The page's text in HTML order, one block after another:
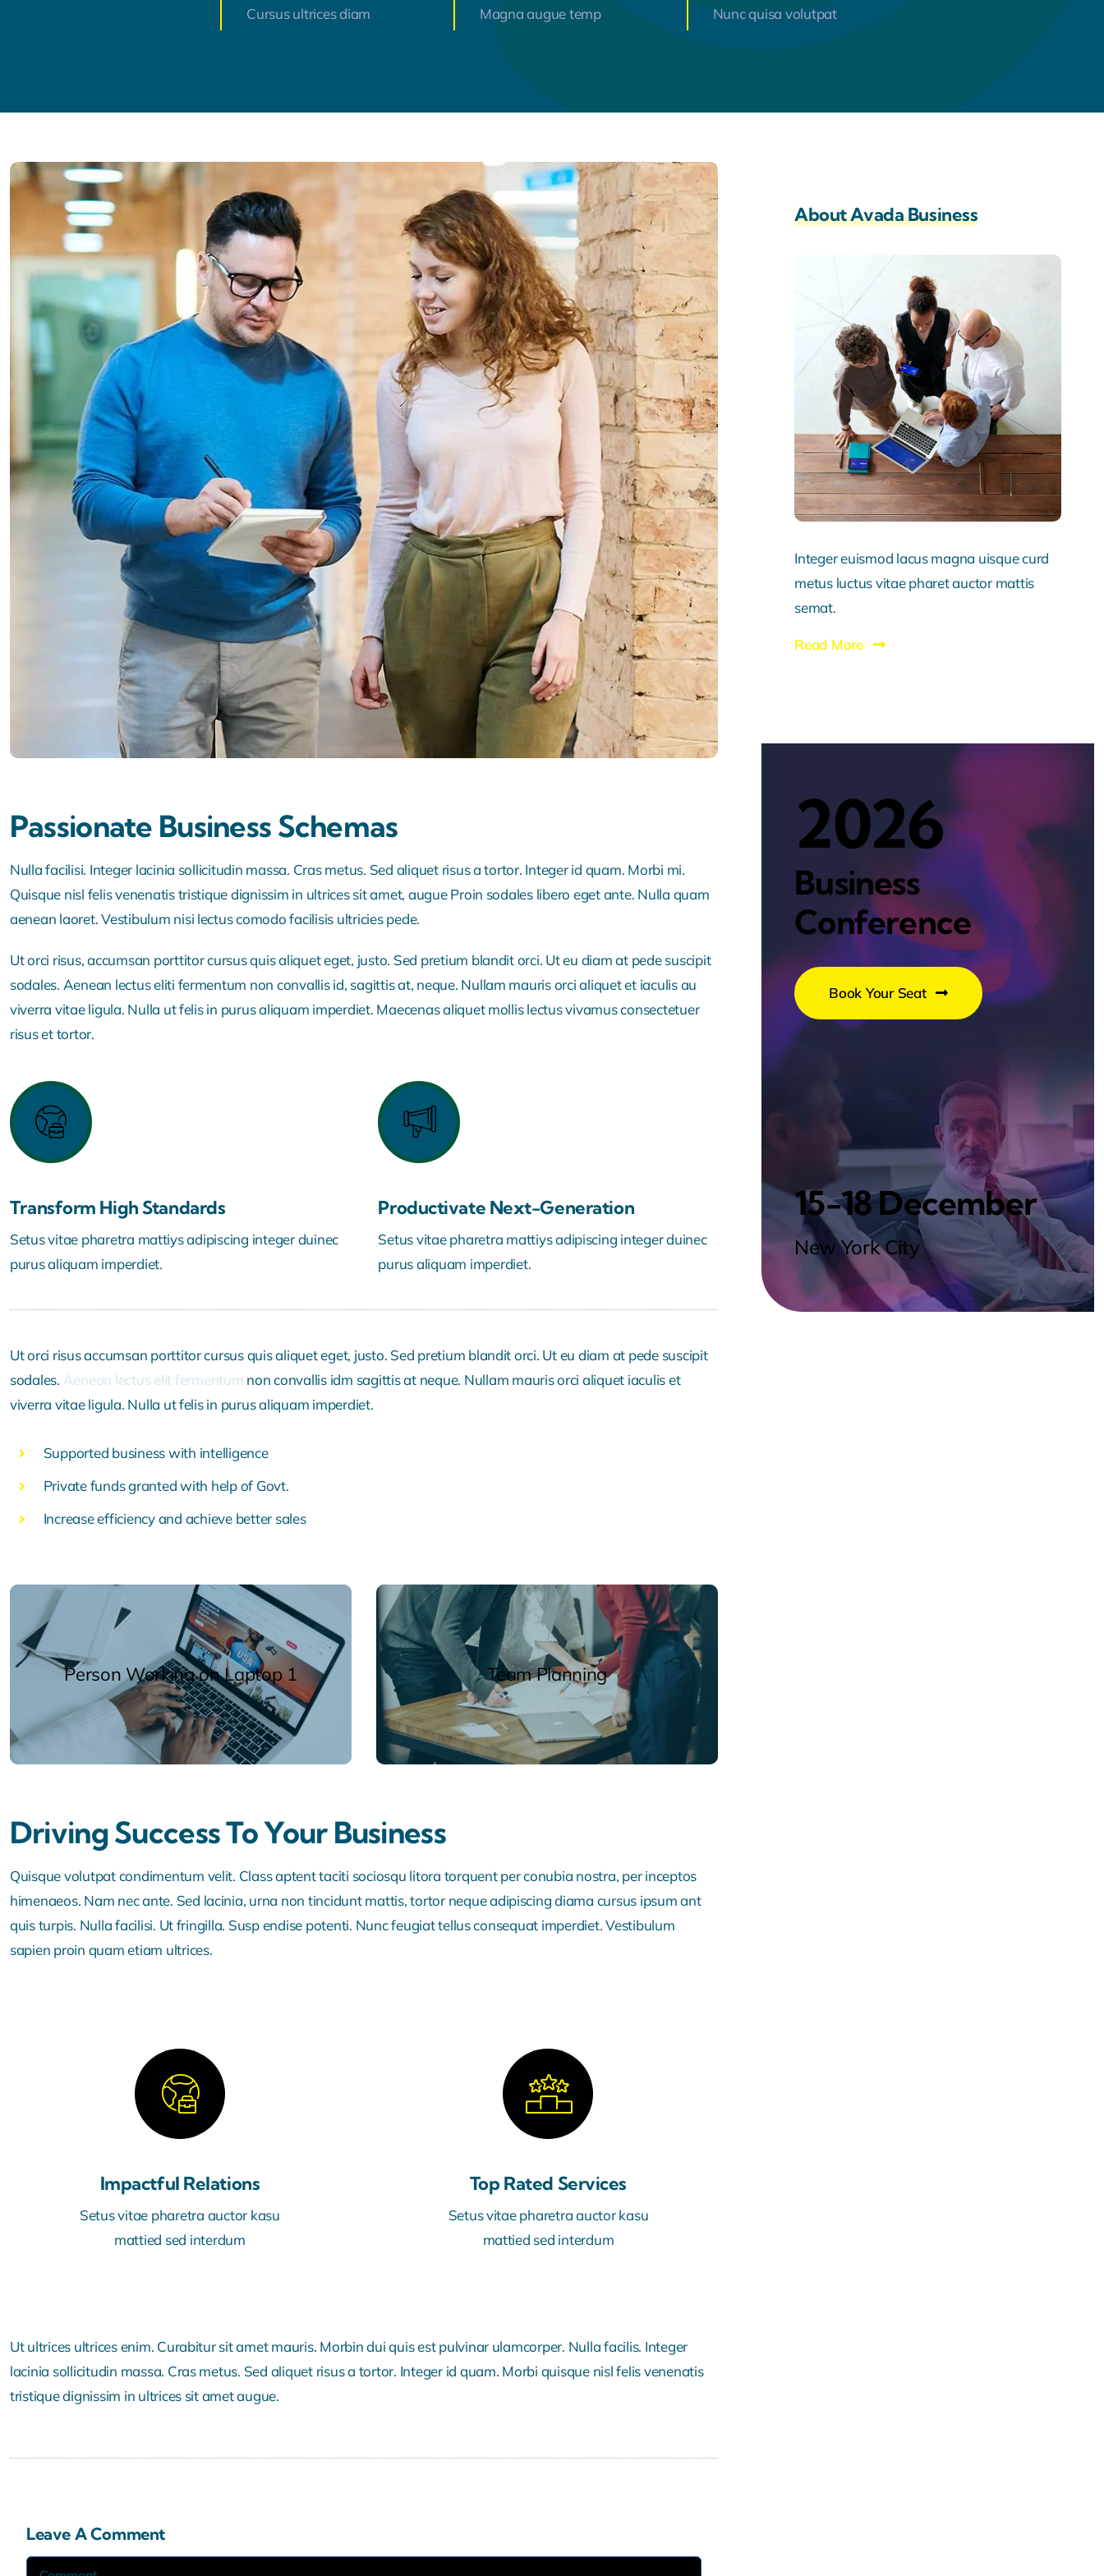
Cursus ultrices diam Magna augue temp Nunc quisa volutpat
Passionate Business Schemas
Nulla facilisi. Integer lacinia sollicitudin massa. Cras metus. Sed aliquet risus a tortor. Integer id quam. Morbi mi.
Quisque nisl felis venenatis tristique dignissim in ultrices sit amet, augue Proin sodales libero eget ante. Nulla quam
aenean laoret. Vestibulum nisi lectus comodo facilisis ultricies pede.
Ut orci risus, accumsan porttitor cursus quis aliquet eget, justo. Sed pretium blandit orci. Ut eu diam at pede suscipit
sodales. Aenean lectus eliti fermentum non convallis id, sagittis at, neque. Nullam mauris orci aliquet et iaculis au
viverra vitae ligula. Nulla ut felis in purus aliquam imperdiet. Maecenas aliquet mollis lectus vivamus consectetuer
risus et tortor.
Transform High Standards
Setus vitae pharetra mattiys adipiscing integer duinec
purus aliquam imperdiet.
Productivate Next-Generation
Setus vitae pharetra mattiys adipiscing integer duinec
purus aliquam imperdiet.
Ut orci risus accumsan porttitor cursus quis aliquet eget, justo. Sed pretium blandit orci. Ut eu diam at pede suscipit
sodales. Aenean lectus elit fermentum non convallis idm sagittis at neque. Nullam mauris orci aliquet iaculis et
viverra vitae ligula. Nulla ut felis in purus aliquam imperdiet.
Supported business with intelligence
Private funds granted with help of Govt.
Increase efficiency and achieve better sales
Person Working on Laptop 1 Team Planning
Driving Success To Your Business
Quisque volutpat condimentum velit. Class aptent taciti sociosqu litora torquent per conubia nostra, per inceptos
himenaeos. Nam nec ante. Sed lacinia, urna non tincidunt mattis, tortor neque adipiscing diama cursus ipsum ant
quis turpis. Nulla facilisi. Ut fringilla. Susp endise potenti. Nunc feugiat tellus consequat imperdiet. Vestibulum
sapien proin quam etiam ultrices.
Impactful Relations
Setus vitae pharetra auctor kasu
mattied sed interdum
Top Rated Services
Setus vitae pharetra auctor kasu
mattied sed interdum
Ut ultrices ultrices enim. Curabitur sit amet mauris. Morbin dui quis est pulvinar ulamcorper. Nulla facilis. Integer
lacinia sollicitudin massa. Cras metus. Sed aliquet risus a tortor. Integer id quam. Morbi quisque nisl felis venenatis
tristique dignissim in ultrices sit amet augue.
Leave A Comment
Comment
About Avada Business
Integer euismod lacus magna uisque curd
metus luctus vitae pharet auctor mattis
semat.
Read More
2026
Business
Conference
Book Your Seat
15-18 December
New York City